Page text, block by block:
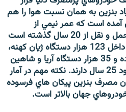
بنزين به همان نسبت هوا را هم
آمده است كه عمر نيمي از
خودروهاي موجود در شبكه حمل و نقل از 20 سال گذشته است
و در ميان خودروهاي ساخت داخل 123 هزار دستگاه ژيان كهنه،
42 هزار دستگاه جيپ فرسوده و 35 هزار دستگاه آريا و شاهين
و 25 هزار لندروور عمري حدود 25 سال دارند. نكته مهم در آمار
مصرف بنزين پيكان هاي فرسوده